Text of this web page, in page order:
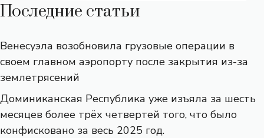
Последние статьи
Венесуэла возобновила грузовые операции в
своем главном аэропорту после закрытия из-за
землетрясений
Доминиканская Республика уже изъяла за шесть
месяцев более трёх четвертей того, что было
конфисковано за весь 2025 год.